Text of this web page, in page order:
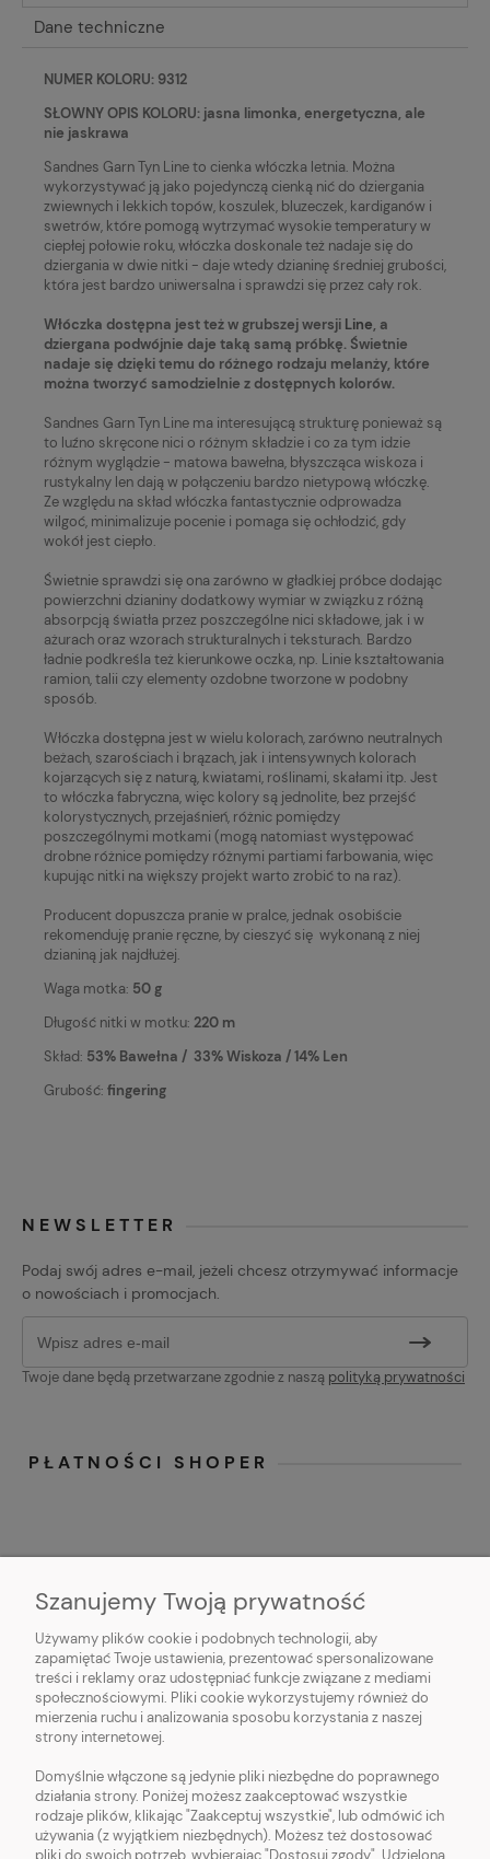
Dane techniczne
NUMER KOLORU: 9312
SŁOWNY OPIS KOLORU: jasna limonka, energetyczna, ale
nie jaskrawa
Sandnes Garn Tyn Line to cienka włóczka letnia. Można
wykorzystywać ją jako pojedynczą cienką nić do dziergania
zwiewnych i lekkich topów, koszulek, bluzeczek, kardiganów i
swetrów, które pomogą wytrzymać wysokie temperatury w
ciepłej połowie roku, włóczka doskonale też nadaje się do
dziergania w dwie nitki - daje wtedy dzianinę średniej grubości,
która jest bardzo uniwersalna i sprawdzi się przez cały rok.
Włóczka dostępna jest też w grubszej wersji Line, a
dziergana podwójnie daje taką samą próbkę. Świetnie
nadaje się dzięki temu do różnego rodzaju melanży, które
można tworzyć samodzielnie z dostępnych kolorów.
Sandnes Garn Tyn Line ma interesującą strukturę ponieważ są
to luźno skręcone nici o różnym składzie i co za tym idzie
różnym wyglądzie - matowa bawełna, błyszcząca wiskoza i
rustykalny len dają w połączeniu bardzo nietypową włóczkę.
Ze względu na skład włóczka fantastycznie odprowadza
wilgoć, minimalizuje pocenie i pomaga się ochłodzić, gdy
wokół jest ciepło.
Świetnie sprawdzi się ona zarówno w gładkiej próbce dodając
powierzchni dzianiny dodatkowy wymiar w związku z różną
absorpcją światła przez poszczególne nici składowe, jak i w
ażurach oraz wzorach strukturalnych i teksturach. Bardzo
ładnie podkreśla też kierunkowe oczka, np. Linie kształtowania
ramion, talii czy elementy ozdobne tworzone w podobny
sposób.
Włóczka dostępna jest w wielu kolorach, zarówno neutralnych
beżach, szarościach i brązach, jak i intensywnych kolorach
kojarzących się z naturą, kwiatami, roślinami, skałami itp. Jest
to włóczka fabryczna, więc kolory są jednolite, bez przejść
kolorystycznych, przejaśnień, różnic pomiędzy
poszczególnymi motkami (mogą natomiast występować
drobne różnice pomiędzy różnymi partiami farbowania, więc
kupując nitki na większy projekt warto zrobić to na raz).
Producent dopuszcza pranie w pralce, jednak osobiście
rekomenduję pranie ręczne, by cieszyć się wykonaną z niej
dzianiną jak najdłużej.
Waga motka: 50 g
Długość nitki w motku: 220 m
Skład: 53% Bawełna / 33% Wiskoza / 14% Len
Grubość: fingering
NEWSLETTER
Podaj swój adres e-mail, jeżeli chcesz otrzymywać informacje
o nowościach i promocjach.
Twoje dane będą przetwarzane zgodnie z naszą polityką prywatności
PŁATNOŚCI SHOPER
O NAS
OBSŁUGA KLIENTA
POMOC
MOJE KONTO
Szanujemy Twoją prywatność
Używamy plików cookie i podobnych technologii, aby
zapamiętać Twoje ustawienia, prezentować spersonalizowane
treści i reklamy oraz udostępniać funkcje związane z mediami
społecznościowymi. Pliki cookie wykorzystujemy również do
mierzenia ruchu i analizowania sposobu korzystania z naszej
strony internetowej.
Domyślnie włączone są jedynie pliki niezbędne do poprawnego
działania strony. Poniżej możesz zaakceptować wszystkie
rodzaje plików, klikając "Zaakceptuj wszystkie", lub odmówić ich
używania (z wyjątkiem niezbędnych). Możesz też dostosować
pliki do swoich potrzeb, wybierając "Dostosuj zgody". Udzieloną